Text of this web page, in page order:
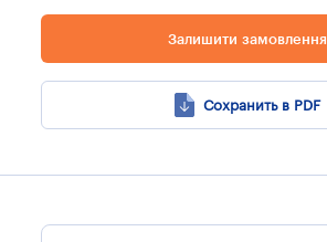
Залишити замовлення
Сохранить в PDF